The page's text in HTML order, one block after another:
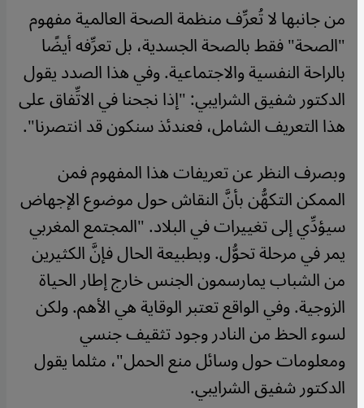
من جانبها لا تُعرِّف منظمة الصحة العالمية مفهوم
"الصحة" فقط بالصحة الجسدية، بل تعرِّفه أيضًا
بالراحة النفسية والاجتماعية. وفي هذا الصدد يقول
الدكتور شفيق الشرايبي: "إذا نجحنا في الاتِّفاق على
هذا التعريف الشامل، فعندئذ سنكون قد انتصرنا".
وبصرف النظر عن تعريفات هذا المفهوم فمن
الممكن التكهُّن بأنَّ النقاش حول موضوع الإجهاض
سيؤدِّي إلى تغييرات في البلاد. "المجتمع المغربي
يمر في مرحلة تحوُّل. وبطبيعة الحال فإنَّ الكثيرين
من الشباب يمارسمون الجنس خارج إطار الحياة
الزوجية. وفي الواقع تعتبر الوقاية هي الأهم. ولكن
لسوء الحظ من النادر وجود تثقيف جنسي
ومعلومات حول وسائل منع الحمل"، مثلما يقول
الدكتور شفيق الشرايبي.